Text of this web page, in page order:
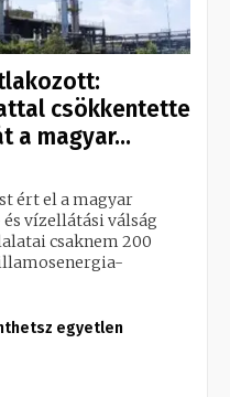
csökkentette
a magyar...
ért el a magyar
vízellátási válság
csaknem 200
egyetlen